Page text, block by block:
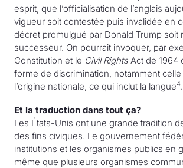
esprit, que l’officialisation de l’anglais
vigueur soit contestée puis invalidée en
décret promulgué par Donald Trump soit
successeur. On pourrait invoquer, par
Constitution et le Civil RightsAct de 1964
forme de discrimination, notamment
l’origine nationale, ce qui inclut la langue4.
Et la traduction dans tout ça?
Les États-Unis ont une grande tradition
des fins civiques. Le gouvernement
institutions et les organismes publics en
même que plusieurs organismes